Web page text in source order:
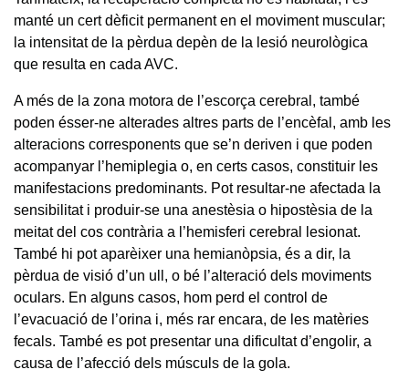
manté un cert dèficit permanent en el moviment muscular;
la intensitat de la pèrdua depèn de la lesió neurològica
que resulta en cada AVC.
A més de la zona motora de l’escorça cerebral, també
poden ésser-ne alterades altres parts de l’encèfal, amb les
alteracions corresponents que se’n deriven i que poden
acompanyar l’hemiplegia o, en certs casos, constituir les
manifestacions predominants. Pot resultar-ne afectada la
sensibilitat i produir-se una anestèsia o hipostèsia de la
meitat del cos contrària a l’hemisferi cerebral lesionat.
També hi pot aparèixer una hemianòpsia, és a dir, la
pèrdua de visió d’un ull, o bé l’alteració dels moviments
oculars. En alguns casos, hom perd el control de
l’evacuació de l’orina i, més rar encara, de les matèries
fecals. També es pot presentar una dificultat d’engolir, a
causa de l’afecció dels músculs de la gola.